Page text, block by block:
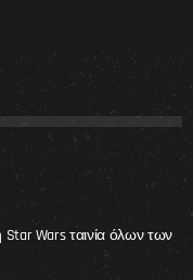
Star Wars ταινία όλων των